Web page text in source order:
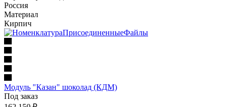
Россия
Материал
Кирпич
Модуль "Казан" шоколад (КДМ)
Под заказ